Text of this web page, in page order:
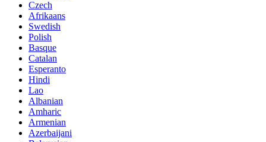
Czech
Afrikaans
Swedish
Polish
Basque
Catalan
Esperanto
Hindi
Lao
Albanian
Amharic
Armenian
Azerbaijani